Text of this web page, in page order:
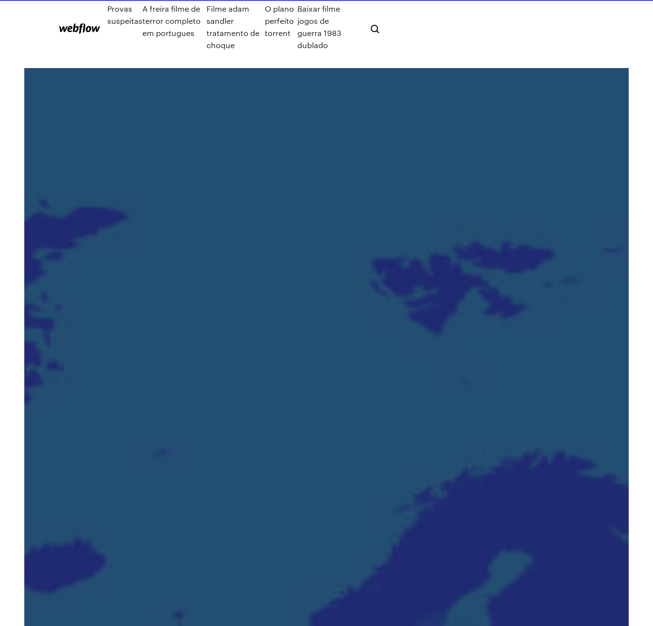
Provas
suspeitas
A freira filme de
terror completo
em portugues
Filme adam
sandler
tratamento de
choque
O plano
perfeito
torrent
Baixar filme
jogos de
guerra 1983
dublado